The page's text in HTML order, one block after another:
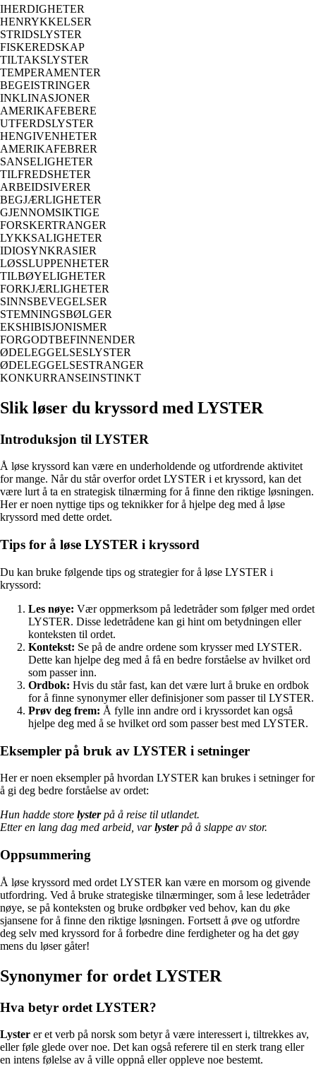
IHERDIGHETER
HENRYKKELSER
STRIDSLYSTER
FISKEREDSKAP
TILTAKSLYSTER
TEMPERAMENTER
BEGEISTRINGER
INKLINASJONER
AMERIKAFEBERE
UTFERDSLYSTER
HENGIVENHETER
AMERIKAFEBRER
SANSELIGHETER
TILFREDSHETER
ARBEIDSIVERER
BEGJÆRLIGHETER
GJENNOMSIKTIGE
FORSKERTRANGER
LYKKSALIGHETER
IDIOSYNKRASIER
LØSSLUPPENHETER
TILBØYELIGHETER
FORKJÆRLIGHETER
SINNSBEVEGELSER
STEMNINGSBØLGER
EKSHIBISJONISMER
FORGODTBEFINNENDER
ØDELEGGELSESLYSTER
ØDELEGGELSESTRANGER
KONKURRANSEINSTINKT
Slik løser du kryssord med LYSTER
Introduksjon til LYSTER
Å løse kryssord kan være en underholdende og utfordrende aktivitet
for mange. Når du står overfor ordet LYSTER i et kryssord, kan det
være lurt å ta en strategisk tilnærming for å finne den riktige løsningen.
Her er noen nyttige tips og teknikker for å hjelpe deg med å løse
kryssord med dette ordet.
Tips for å løse LYSTER i kryssord
Du kan bruke følgende tips og strategier for å løse LYSTER i
kryssord:
Les nøye: Vær oppmerksom på ledetråder som følger med ordet
LYSTER. Disse ledetrådene kan gi hint om betydningen eller
konteksten til ordet.
Kontekst: Se på de andre ordene som krysser med LYSTER.
Dette kan hjelpe deg med å få en bedre forståelse av hvilket ord
som passer inn.
Ordbok: Hvis du står fast, kan det være lurt å bruke en ordbok
for å finne synonymer eller definisjoner som passer til LYSTER.
Prøv deg frem: Å fylle inn andre ord i kryssordet kan også
hjelpe deg med å se hvilket ord som passer best med LYSTER.
Eksempler på bruk av LYSTER i setninger
Her er noen eksempler på hvordan LYSTER kan brukes i setninger for
å gi deg bedre forståelse av ordet:
Hun hadde store lysterpå å reise til utlandet.
Etter en lang dag med arbeid, varlysterpå å slappe av stor.
Oppsummering
Å løse kryssord med ordet LYSTER kan være en morsom og givende
utfordring. Ved å bruke strategiske tilnærminger, som å lese ledetråder
nøye, se på konteksten og bruke ordbøker ved behov, kan du øke
sjansene for å finne den riktige løsningen. Fortsett å øve og utfordre
deg selv med kryssord for å forbedre dine ferdigheter og ha det gøy
mens du løser gåter!
Synonymer for ordet LYSTER
Hva betyr ordet LYSTER?
Lyster er et verb på norsk som betyr å være interessert i, tiltrekkes av,
eller føle glede over noe. Det kan også referere til en sterk trang eller
en intens følelse av å ville oppnå eller oppleve noe bestemt.